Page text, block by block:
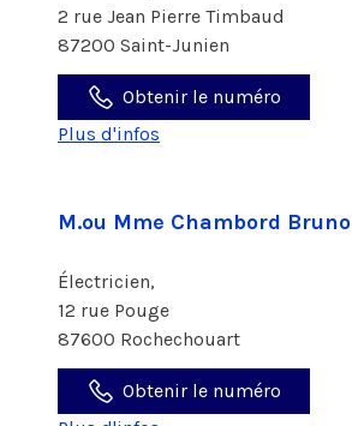
2 rue Jean Pierre Timbaud
87200 Saint-Junien
Obtenir le numéro
Plus d'infos
M.ou Mme Chambord Bruno
Électricien,
12 rue Pouge
87600 Rochechouart
Obtenir le numéro